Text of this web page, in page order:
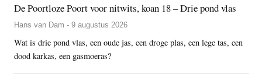
De Poortloze Poort voor nitwits, koan 18 – Drie pond vlas
Hans van Dam - 9 augustus 2026
Wat is drie pond vlas, een oude jas, een droge plas, een lege tas, een
dood karkas, een gasmoeras?